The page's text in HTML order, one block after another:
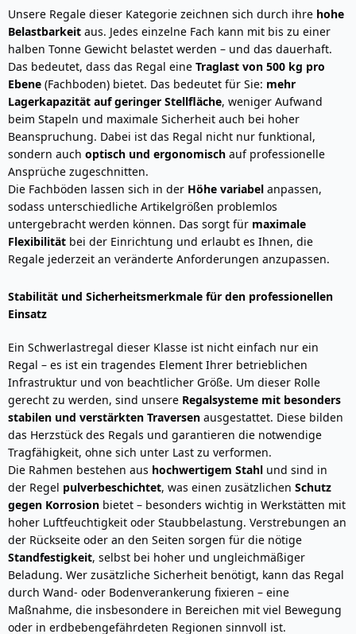
Unsere Regale dieser Kategorie zeichnen sich durch ihre hohe
Belastbarkeit aus. Jedes einzelne Fach kann mit bis zu einer
halben Tonne Gewicht belastet werden – und das dauerhaft.
Das bedeutet, dass das Regal eine Traglast von 500 kg pro
Ebene (Fachboden) bietet. Das bedeutet für Sie: mehr
Lagerkapazität auf geringer Stellfläche, weniger Aufwand
beim Stapeln und maximale Sicherheit auch bei hoher
Beanspruchung. Dabei ist das Regal nicht nur funktional,
sondern auch optisch und ergonomisch auf professionelle
Ansprüche zugeschnitten.
Die Fachböden lassen sich in der Höhe variabel anpassen,
sodass unterschiedliche Artikelgrößen problemlos
untergebracht werden können. Das sorgt für maximale
Flexibilität bei der Einrichtung und erlaubt es Ihnen, die
Regale jederzeit an veränderte Anforderungen anzupassen.
Stabilität und Sicherheitsmerkmale für den professionellen
Einsatz
Ein Schwerlastregal dieser Klasse ist nicht einfach nur ein
Regal – es ist ein tragendes Element Ihrer betrieblichen
Infrastruktur und von beachtlicher Größe. Um dieser Rolle
gerecht zu werden, sind unsere Regalsysteme mit besonders
stabilen und verstärkten Traversen ausgestattet. Diese bilden
das Herzstück des Regals und garantieren die notwendige
Tragfähigkeit, ohne sich unter Last zu verformen.
Die Rahmen bestehen aus hochwertigem Stahl und sind in
der Regel pulverbeschichtet, was einen zusätzlichen Schutz
gegen Korrosion bietet – besonders wichtig in Werkstätten mit
hoher Luftfeuchtigkeit oder Staubbelastung. Verstrebungen an
der Rückseite oder an den Seiten sorgen für die nötige
Standfestigkeit, selbst bei hoher und ungleichmäßiger
Beladung. Wer zusätzliche Sicherheit benötigt, kann das Regal
durch Wand- oder Bodenverankerung fixieren – eine
Maßnahme, die insbesondere in Bereichen mit viel Bewegung
oder in erdbebengefährdeten Regionen sinnvoll ist.